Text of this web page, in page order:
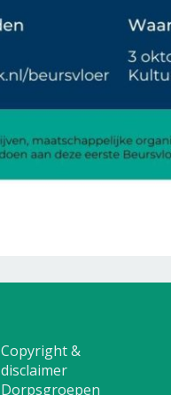
Copyright &
disclaimer
Dorpsgroepen